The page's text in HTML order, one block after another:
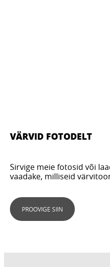
VÄRVID FOTODELT
Sirvige meie fotosid või
vaadake, milliseid
PROOVIGE SIIN